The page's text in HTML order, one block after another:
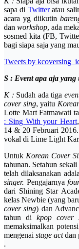
sapa di Twitteratau
acara yg diikutin
dan workshop, ada
sosmed kita (FB,
bagi siapa saja yang
Tweets by
S : Event apa aja
K : Sudah ada tiga
cover sing, yaitu
Lotte Mart Fatmawati
: Sing With your Heart
14 & 20 Februari
vokal di Lime Light
Untuk Korean Cover
tahunan. Setahun
telah dilaksanakan
singer. Pengajarnya
dari Shining Star
kelas Newbie (yang
cover sing) dan
tahun di kpop cover
memaksimalkan
mengenai stage actdan
.